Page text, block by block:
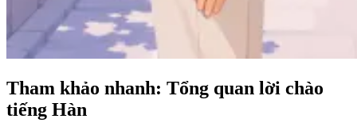
Tham khảo nhanh: Tổng quan lời chào
tiếng Hàn